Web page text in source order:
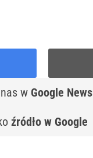
w Google News
źródło w Google